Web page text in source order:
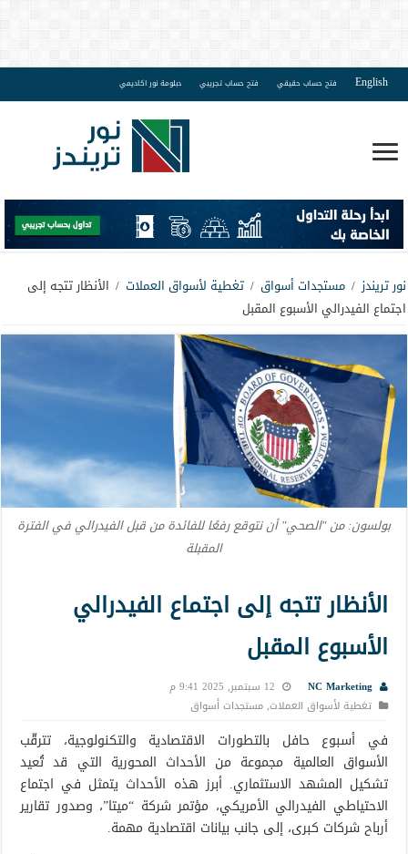
English فتح حساب حقيقي فتح حساب تجريبي دبلومة نور اكاديمي
نور تريندز / مستجدات أسواق / تغطية لأسواق العملات / الأنظار تتجه إلى
اجتماع الفيدرالي الأسبوع المقبل
بولسون: من "الصحي" أن نتوقع رفعًا للفائدة من قبل الفيدرالي في الفترة
المقبلة
الأنظار تتجه إلى اجتماع الفيدرالي
الأسبوع المقبل
NC Marketing
12 سبتمبر, 2025 9:41 م
تغطية لأسواق العملات,مستجدات أسواق
في أسبوع حافل بالتطورات الاقتصادية والتكنولوجية، تترقّب
الأسواق العالمية مجموعة من الأحداث المحورية التي قد تُعيد
تشكيل المشهد الاستثماري. أبرز هذه الأحداث يتمثل في اجتماع
الاحتياطي الفيدرالي الأمريكي، مؤتمر شركة “ميتا”، وصدور تقارير
أرباح شركات كبرى، إلى جانب بيانات اقتصادية مهمة.